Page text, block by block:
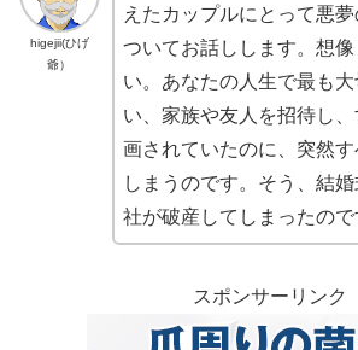
higejii(ひげ
爺）
えたカップルにとって悪
ついてお話しします。想
い。あなたの人生で最も
い、家族や友人を招待し
画されていたのに、突然
しまうのです。そう、結
社が破産してしまったので
スポンサーリンク